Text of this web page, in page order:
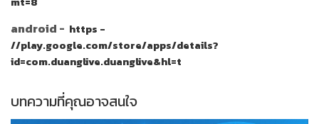
android - https -
//play.google.com/store/apps/details?
id=com.duanglive.duanglive&hl=t
บทความที่คุณอาจสนใจ